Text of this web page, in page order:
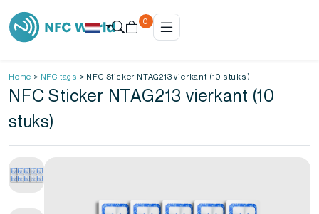
0
Home > NFC tags > NFC Sticker NTAG213 vierkant (10 stuks)
NFC Sticker NTAG213 vierkant (10
stuks)